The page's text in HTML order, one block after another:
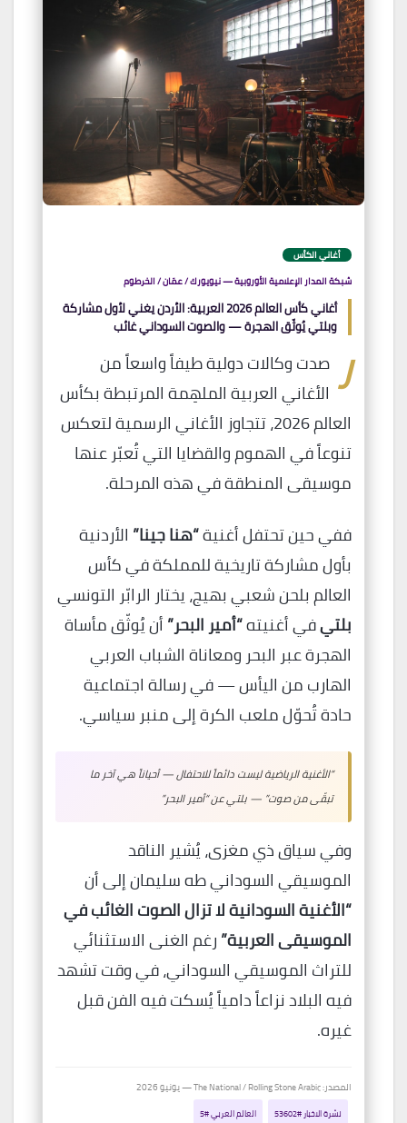
أغاني الكأس
شبكة المدار الإعلامية الأوروبية — نيويورك / عمّان / الخرطوم
أغاني كأس العالم 2026 العربية: الأردن يغني لأول مشاركة
وبلتي يُوثّق الهجرة — والصوت السوداني غائب
ر صدت وكالات دولية طيفاً واسعاً من
الأغاني العربية الملهِمة المرتبطة بكأس
العالم 2026، تتجاوز الأغاني الرسمية لتعكس
تنوعاً في الهموم والقضايا التي تُعبّر عنها
موسيقى المنطقة في هذه المرحلة.
ففي حين تحتفل أغنية“هنا جينا” الأردنية
بأول مشاركة تاريخية للمملكة في كأس
العالم بلحن شعبي بهيج، يختار الرابّر التونسي
بلتيفي أغنيته“أمير البحر”أن يُوثّق مأساة
الهجرة عبر البحر ومعاناة الشباب العربي
الهارب من اليأس — في رسالة اجتماعية
حادة تُحوّل ملعب الكرة إلى منبر سياسي.
“الأغنية الرياضية ليست دائماً للاحتفال — أحياناً هي آخر ما
تبقّى من صوت” — بلتي عن “أمير البحر”
وفي سياق ذي مغزى، يُشير الناقد
الموسيقي السوداني طه سليمان إلى أن
“الأغنية السودانية لا تزال الصوت الغائب في
الموسيقى العربية”رغم الغنى الاستثنائي
للتراث الموسيقي السوداني، في وقت تشهد
فيه البلاد نزاعاً دامياً يُسكت فيه الفن قبل
غيره.
المصدر: The National / Rolling Stone Arabic — يونيو 2026
نشرة الاخبار #53602 العالم العربي #5